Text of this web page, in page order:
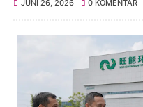
JUNI 26, 2026 0 KOMENTAR